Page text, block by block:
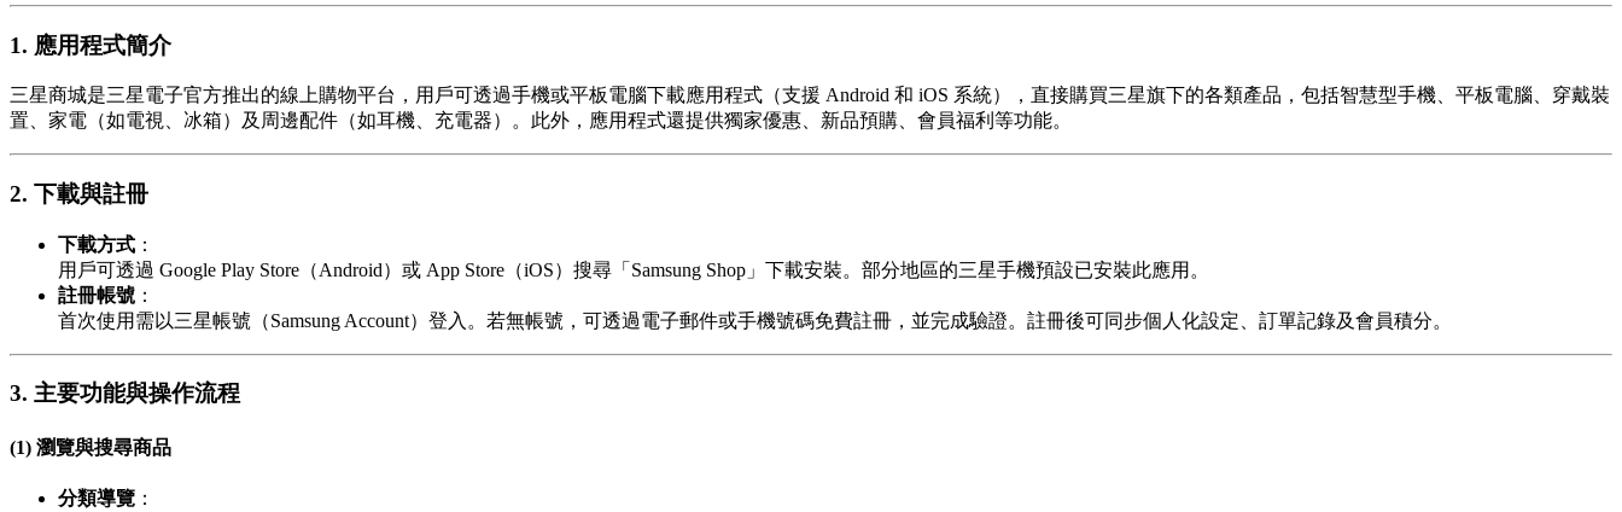
1. 應用程式簡介
三星商城是三星電子官方推出的線上購物平台，用戶可透過手機或平板電腦下載應用程式（支援 Android 和 iOS 系統），直接購買三星旗下的各類產品，包括智慧型手機、平板電腦、穿戴裝
置、家電（如電視、冰箱）及周邊配件（如耳機、充電器）。此外，應用程式還提供獨家優惠、新品預購、會員福利等功能。
2. 下載與註冊
下載方式 ：
用戶可透過 Google Play Store（Android）或 App Store（iOS）搜尋「Samsung Shop」下載安裝。部分地區的三星手機預設已安裝此應用。
註冊帳號 ：
首次使用需以三星帳號（Samsung Account）登入。若無帳號，可透過電子郵件或手機號碼免費註冊，並完成驗證。註冊後可同步個人化設定、訂單記錄及會員積分。
3. 主要功能與操作流程
(1) 瀏覽與搜尋商品
分類導覽 ：